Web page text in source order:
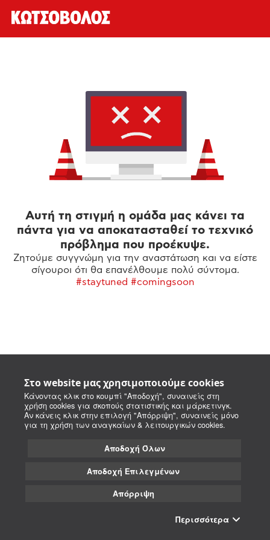
Στο website μας χρησιμοποιούμε cookies
Κάνοντας κλικ στο κουμπί "Αποδοχή", συναινείς στη
χρήση cookies για σκοπούς στατιστικής και μάρκετινγκ.
Αν κάνεις κλικ στην επιλογή "Απόρριψη", συναινείς μόνο
για τη χρήση των αναγκαίων & λειτουργικών cookies.
Αποδοχή Όλων
Αποδοχή Επιλεγμένων
Απόρριψη
Περισσότερα
Αυτή τη στιγμή η ομάδα μας κάνει τα
πάντα για να αποκατασταθεί το τεχνικό
πρόβλημα που προέκυψε.
Ζητούμε συγγνώμη για την αναστάτωση και να είστε
σίγουροι ότι θα επανέλθουμε πολύ σύντομα.
#staytuned #comingsoon